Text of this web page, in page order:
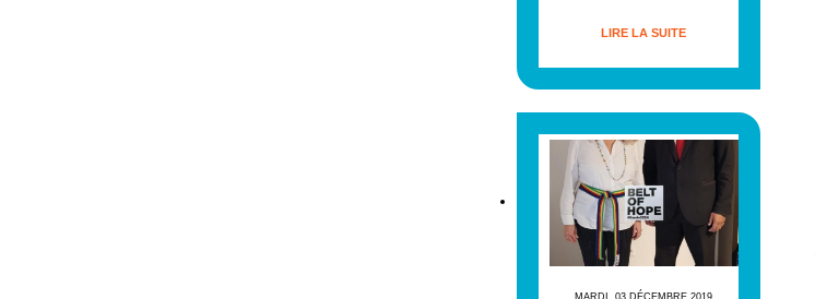
LIRE LA SUITE
MARDI, 03 DÉCEMBRE 2019